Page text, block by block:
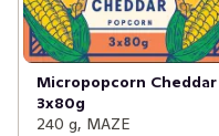
Micropopcorn Cheddar
3x80g
240 g, MAZE